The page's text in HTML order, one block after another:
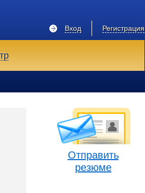
Регистрация
Вход
Отправить
резюме